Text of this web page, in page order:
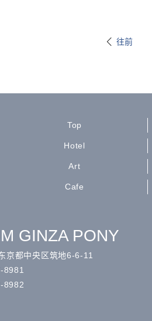
往前
Top
Hotel
Art
Cafe
GINZA PONY
京都中央区筑地6-6-11
8981
8982